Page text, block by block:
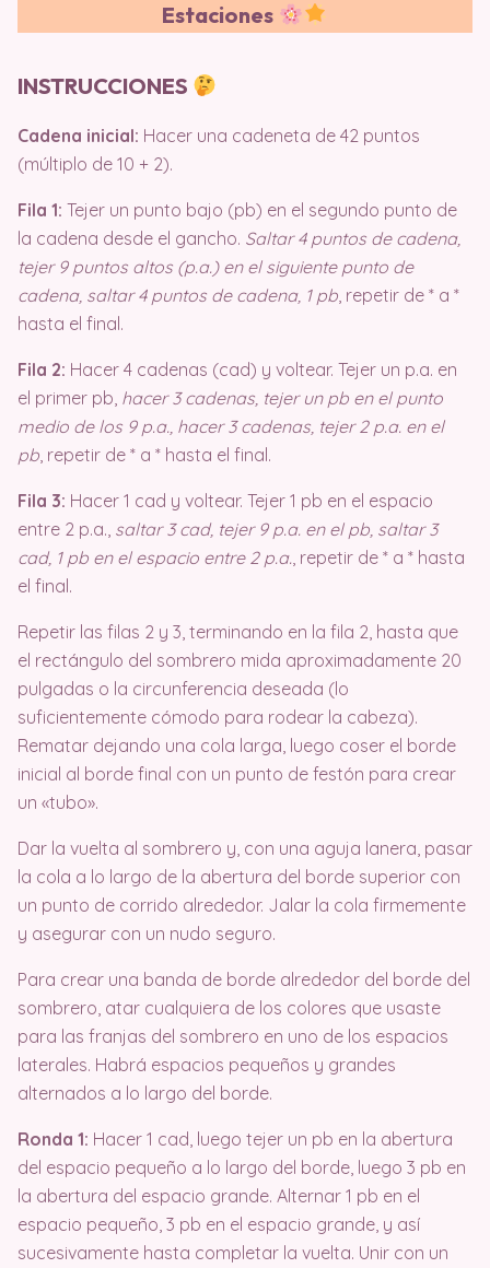
Estaciones
INSTRUCCIONES
Cadena inicial: Hacer una cadeneta de 42 puntos
(múltiplo de 10 + 2).
Fila 1: Tejer un punto bajo (pb) en el segundo punto de
la cadena desde el gancho. Saltar 4 puntos de cadena,
tejer 9 puntos altos (p.a.) en el siguiente punto de
cadena, saltar 4 puntos de cadena, 1 pb, repetir de * a *
hasta el final.
Fila 2: Hacer 4 cadenas (cad) y voltear. Tejer un p.a. en
el primer pb, hacer 3 cadenas, tejer un pb en el punto
medio de los 9 p.a., hacer 3 cadenas, tejer 2 p.a. en el
pb, repetir de * a * hasta el final.
Fila 3: Hacer 1 cad y voltear. Tejer 1 pb en el espacio
entre 2 p.a., saltar 3 cad, tejer 9 p.a. en el pb, saltar 3
cad, 1 pb en el espacio entre 2 p.a., repetir de * a * hasta
el final.
Repetir las filas 2 y 3, terminando en la fila 2, hasta que
el rectángulo del sombrero mida aproximadamente 20
pulgadas o la circunferencia deseada (lo
suficientemente cómodo para rodear la cabeza).
Rematar dejando una cola larga, luego coser el borde
inicial al borde final con un punto de festón para crear
un «tubo».
Dar la vuelta al sombrero y, con una aguja lanera, pasar
la cola a lo largo de la abertura del borde superior con
un punto de corrido alrededor. Jalar la cola firmemente
y asegurar con un nudo seguro.
Para crear una banda de borde alrededor del borde del
sombrero, atar cualquiera de los colores que usaste
para las franjas del sombrero en uno de los espacios
laterales. Habrá espacios pequeños y grandes
alternados a lo largo del borde.
Ronda 1: Hacer 1 cad, luego tejer un pb en la abertura
del espacio pequeño a lo largo del borde, luego 3 pb en
la abertura del espacio grande. Alternar 1 pb en el
espacio pequeño, 3 pb en el espacio grande, y así
sucesivamente hasta completar la vuelta. Unir con un